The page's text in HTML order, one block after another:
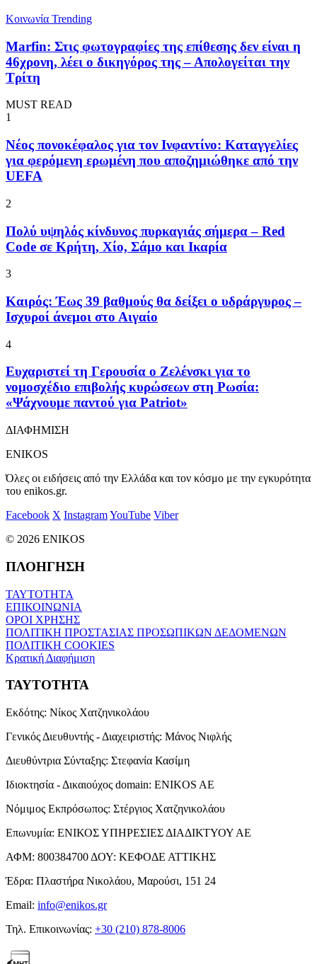
Κοινωνία Trending
Marfin: Στις φωτογραφίες της επίθεσης δεν είναι η
46χρονη, λέει ο δικηγόρος της – Απολογείται την
Τρίτη
MUST READ
1
Νέος πονοκέφαλος για τον Ινφαντίνο: Καταγγελίες
για φερόμενη ερωμένη που αποζημιώθηκε από την
UEFA
2
Πολύ υψηλός κίνδυνος πυρκαγιάς σήμερα – Red
Code σε Κρήτη, Χίο, Σάμο και Ικαρία
3
Καιρός: Έως 39 βαθμούς θα δείξει ο υδράργυρος –
Ισχυροί άνεμοι στο Αιγαίο
4
Ευχαριστεί τη Γερουσία ο Ζελένσκι για το
νομοσχέδιο επιβολής κυρώσεων στη Ρωσία:
«Ψάχνουμε παντού για Patriot»
ΔΙΑΦΗΜΙΣΗ
ENIKOS
Όλες οι ειδήσεις από την Ελλάδα και τον κόσμο με την εγκυρότητα
του enikos.gr.
Facebook X InstagramYouTube Viber
© 2026 ENIKOS
ΠΛΟΗΓΗΣΗ
ΤΑΥΤΟΤΗΤΑ
ΕΠΙΚΟΙΝΩΝΙΑ
ΟΡΟΙ ΧΡΗΣΗΣ
ΠΟΛΙΤΙΚΗ ΠΡΟΣΤΑΣΙΑΣ ΠΡΟΣΩΠΙΚΩΝ ΔΕΔΟΜΕΝΩΝ
ΠΟΛΙΤΙΚΗ COOKIES
Κρατική Διαφήμιση
ΤΑΥΤΟΤΗΤΑ
Εκδότης: Νίκος Χατζηνικολάου
Γενικός Διευθυντής - Διαχειριστής: Μάνος Νιφλής
Διευθύντρια Σύνταξης: Στεφανία Κασίμη
Ιδιοκτησία - Δικαιούχος domain: ENIKOS AE
Νόμιμος Εκπρόσωπος: Στέργιος Χατζηνικολάου
Επωνυμία: ΕΝΙΚΟΣ ΥΠΗΡΕΣΙΕΣ ΔΙΑΔΙΚΤΥΟΥ ΑΕ
ΑΦΜ: 800384700 ΔΟΥ: ΚΕΦΟΔΕ ΑΤΤΙΚΗΣ
Έδρα: Πλαστήρα Νικολάου, Μαρούσι, 151 24
Email: info@enikos.gr
Τηλ. Επικοινωνίας: +30 (210) 878-8006